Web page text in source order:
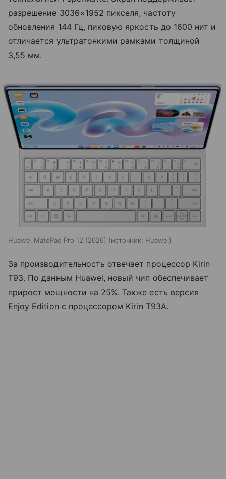
разрешение 3036×1952 пикселя, частоту
обновления 144 Гц, пиковую яркость до 1600 нит и
отличается ультратонкими рамками толщиной
3,55 мм.
Huawei MatePad Pro 12 (2026) источник: Huawei
За производительность отвечает процессор Kirin
T93. По данным Huawei, новый чип обеспечивает
прирост мощности на 25%. Также есть версия
Enjoy Edition с процессором Kirin T93A.